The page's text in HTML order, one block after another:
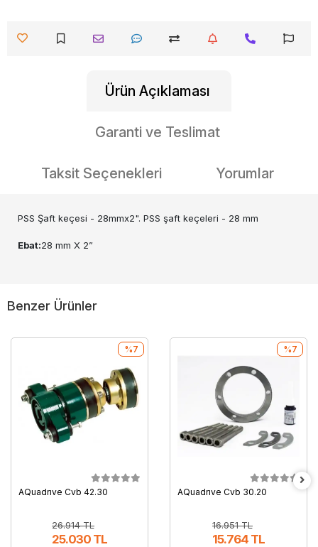
Ürün Açıklaması
Garanti ve Teslimat
Taksit Seçenekleri Yorumlar
PSS Şaft keçesi - 28mmx2". PSS şaft keçeleri - 28 mm
Ebat:28 mm X 2”
Benzer Ürünler
AQuadrıve Cvb 42.30
26.914 TL
25.030 TL
%7
AQuadrıve Cvb 30.20
16.951 TL
15.764 TL
%7